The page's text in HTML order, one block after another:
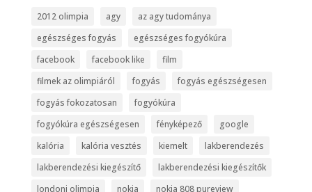
2012 olimpia agy
az agy tudománya
egészséges fogyás
egészséges fogyókúra
facebook
facebook like
film
filmek az olimpiáról
fogyás
fogyás egészségesen
fogyás fokozatosan
fogyókúra
fogyókúra egészségesen
fényképező
google
kalória
kalória vesztés kiemelt
lakberendezés
lakberendezési kiegészítő
lakberendezési kiegészítők
londoni olimpia
nokia nokia 808 pureview